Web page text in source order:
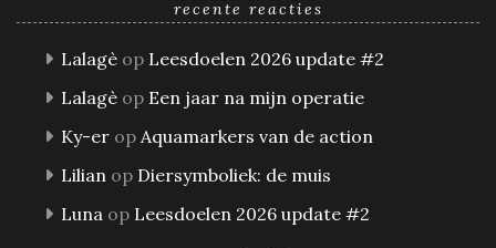
recente reacties
Lalagè op Leesdoelen 2026 update #2
Lalagè op Een jaar na mijn operatie
Ky-er op Aquamarkers van de action
Lilian op Diersymboliek: de muis
Luna op Leesdoelen 2026 update #2